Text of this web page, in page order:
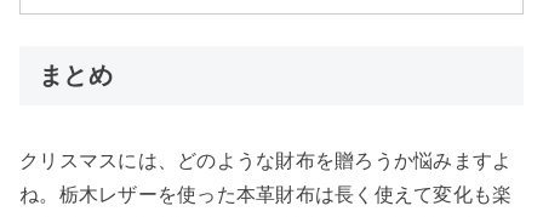
まとめ
クリスマスには、どのような財布を贈ろうか悩みますよ
ね。栃木レザーを使った本革財布は長く使えて変化も楽